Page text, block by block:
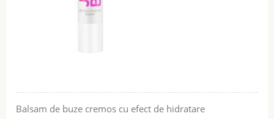
Balsam de buze cremos cu efect de hidratare